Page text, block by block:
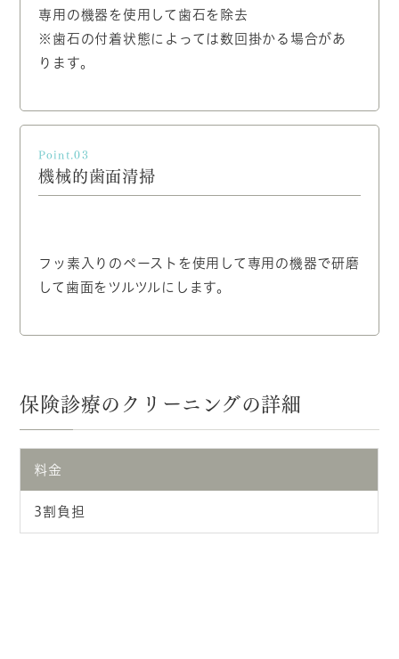
専用の機器を使用して歯石を除去
※歯石の付着状態によっては数回掛かる場合があ
ります。
Point.03
機械的歯面清掃
フッ素入りのペーストを使用して専用の機器で研磨
して歯面をツルツルにします。
保険診療のクリーニングの詳細
料金
3割負担